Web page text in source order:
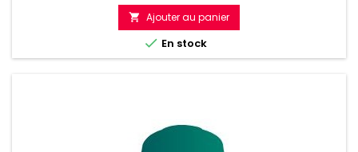
 Ajouter au panier
 En stock